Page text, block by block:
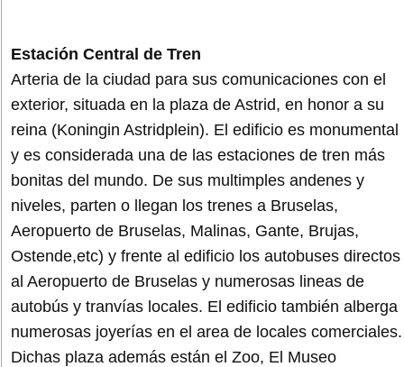
Estación Central de Tren
Arteria de la ciudad para sus comunicaciones con el
exterior, situada en la plaza de Astrid, en honor a su
reina (Koningin Astridplein). El edificio es monumental
y es considerada una de las estaciones de tren más
bonitas del mundo. De sus multimples andenes y
niveles, parten o llegan los trenes a Bruselas,
Aeropuerto de Bruselas, Malinas, Gante, Brujas,
Ostende,etc) y frente al edificio los autobuses directos
al Aeropuerto de Bruselas y numerosas lineas de
autobús y tranvías locales. El edificio también alberga
numerosas joyerías en el area de locales comerciales.
Dichas plaza además están el Zoo, El Museo